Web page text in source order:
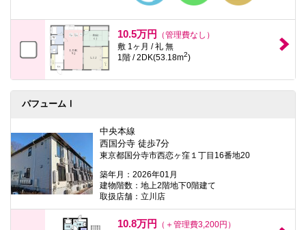
10.5万円
（管理費なし）
敷 1ヶ月 / 礼 無
1階 / 2DK(53.18m2)
パフュームⅠ
中央本線
西国分寺 徒歩7分
東京都国分寺市西恋ヶ窪１丁目16番地20
築年月：2026年01月
建物階数：地上2階地下0階建て
取扱店舗：立川店
10.8万円
（＋管理費3,200円）